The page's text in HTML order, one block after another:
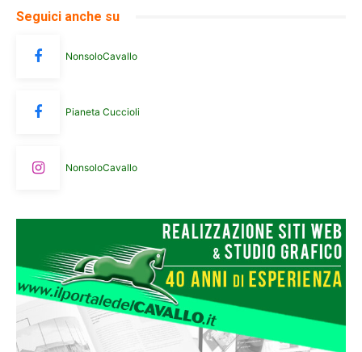
Seguici anche su
NonsoloCavallo
Pianeta Cuccioli
NonsoloCavallo